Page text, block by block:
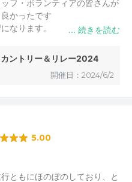
フ・ボランティアの皆さんが
かったです
なります。
ンドとドリンクが頂けてコス
す(美味しかった)
ントリー＆リレー2024
開催日：2024/6/2
5.00
ともにほのぼのしており、と